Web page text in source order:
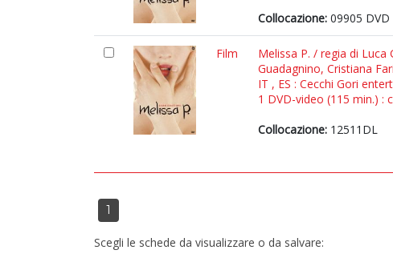
Collocazione: 09905 DVD
Film
Melissa P. / regia di
Guadagnino, Cristiana
IT , ES : Cecchi Gori
1 DVD-video (115 min.) :
Collocazione: 12511DL
1
Scegli le schede da visualizzare o da salvare: